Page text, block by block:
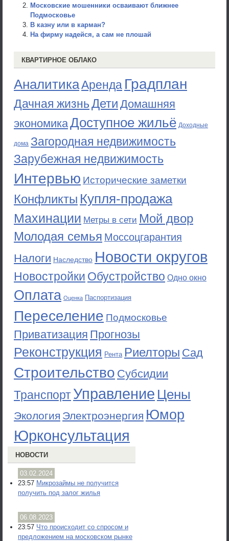
Московские мошенники осваивают ближнее
Подмосковье
В казну или в карман?
На фирму надейся, а сам не плошай
КВАРТИРНОЕ ОБЛАКО
АналитикаАренда Градплан
Дачная жизньДети Домашняя
экономикаДоступное жильё Доходные
дома Загородная недвижимость
Зарубежная недвижимость
Интервью Исторические заметки
Конфликты Купля-продажа
Махинации Метры в сети Мой двор
Молодая семья Моссоцгарантия
Налоги Наследство Новости округов
Новостройки Обустройство Одно окно
Оплата Оценка Паспортизация
Переселение Подмосковье
Приватизация Прогнозы
Реконструкция Рента Риелторы Сад
Строительство Субсидии
ТранспортУправление Цены
Экология Электроэнергия Юмор
Юрконсультация
НОВОСТИ
03.02.2024
23:57 Микрозаймы не получится
получить под залог жилья
06.08.2023
23:57 Что происходит со спросом и
предложением на московском рынке